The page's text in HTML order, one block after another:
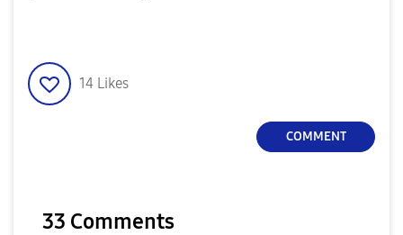
14 Likes
COMMENT
33 Comments